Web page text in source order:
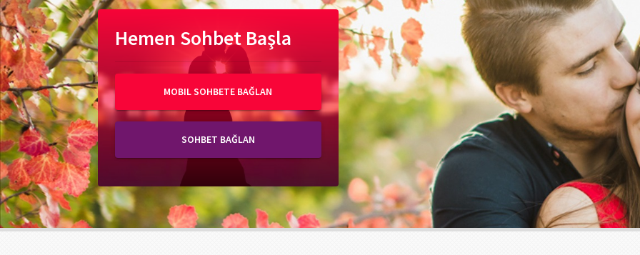
Hemen Sohbet Başla
MOBIL SOHBETE BAĞLAN
SOHBET BAĞLAN